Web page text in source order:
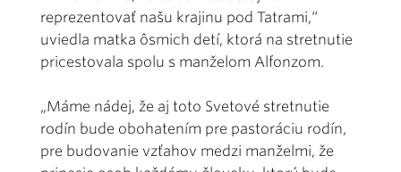
reprezentovať našu krajinu pod Tatrami,“
uviedla matka ôsmich detí, ktorá na stretnutie
pricestovala spolu s manželom Alfonzom.
„Máme nádej, že aj toto Svetové stretnutie
rodín bude obohatením pre pastoráciu rodín,
pre budovanie vzťahov medzi manželmi, že